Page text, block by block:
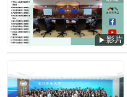
影片